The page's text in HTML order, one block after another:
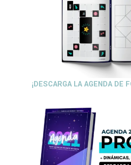
¡DESCARGA LA AGENDA DE